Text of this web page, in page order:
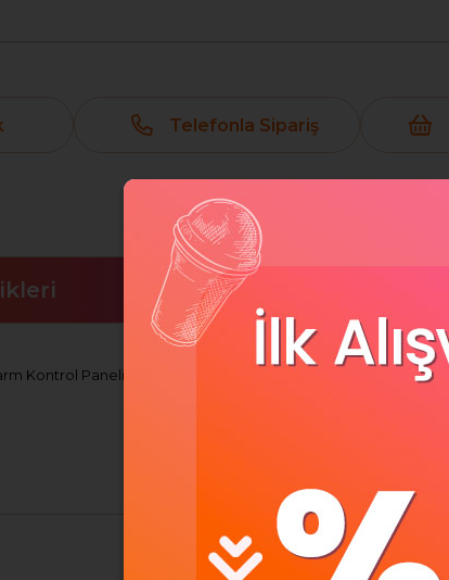
Telefonla Sipariş
Kontrol Paneli (MC5-24)